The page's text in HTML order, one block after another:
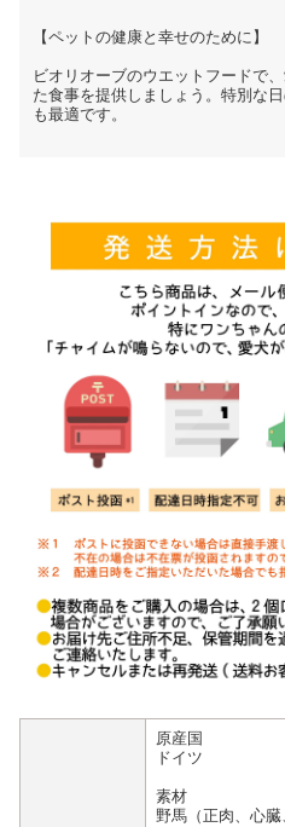
【ペットの健康と幸せのために】
ビオリオーブのウエットフードで
た食事を提供しましょう。特別な
も最適です。
原産国
ドイツ
素材
野馬（正肉、心臓